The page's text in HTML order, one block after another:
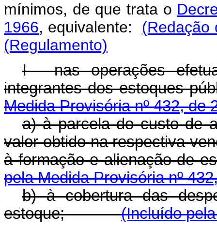
mínimos, de que trata o
1966, equivalente: (Redação
(Regulamento)
I - nas operações
integrantes dos
Medida Provisória nº 432, de
a) à parcela do custo de
valor obtido na respectiva
à formação e alienação de
pela Medida Provisória nº
b) à cobertura das
estoque;(Incluído